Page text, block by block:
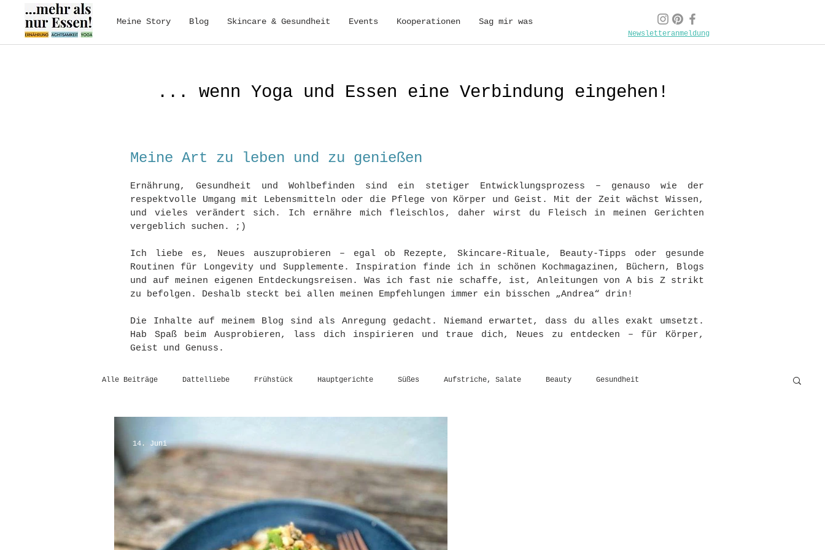
Meine Story Blog Skincare & Gesundheit Events Kooperationen Sag mir was
Newsletteranmeldung
... wenn Yoga und Essen eine Verbindung eingehen!
Meine Art zu leben und zu genießen
Ernährung, Gesundheit und Wohlbefinden sind ein stetiger Entwicklungsprozess – genauso wie der
respektvolle Umgang mit Lebensmitteln oder die Pflege von Körper und Geist. Mit der Zeit wächst Wissen,
und vieles verändert sich. Ich ernähre mich fleischlos, daher wirst du Fleisch in meinen Gerichten
vergeblich suchen. ;)
Ich liebe es, Neues auszuprobieren – egal ob Rezepte, Skincare-Rituale, Beauty-Tipps oder gesunde
Routinen für Longevity und Supplemente. Inspiration finde ich in schönen Kochmagazinen, Büchern, Blogs
und auf meinen eigenen Entdeckungsreisen. Was ich fast nie schaffe, ist, Anleitungen von A bis Z strikt
zu befolgen. Deshalb steckt bei allen meinen Empfehlungen immer ein bisschen „Andrea“ drin!
Die Inhalte auf meinem Blog sind als Anregung gedacht. Niemand erwartet, dass du alles exakt umsetzt.
Hab Spaß beim Ausprobieren, lass dich inspirieren und traue dich, Neues zu entdecken – für Körper,
Geist und Genuss.
Alle Beiträge Dattelliebe Frühstück Hauptgerichte Süßes Aufstriche, Salate Beauty Gesundheit
14. Juni